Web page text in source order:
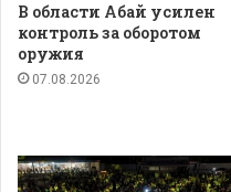
В области Абай усилен
контроль за оборотом
оружия
07.08.2026